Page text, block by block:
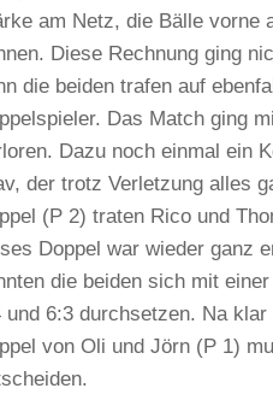
am Netz, die Bälle vorne
Diese Rechnung ging
die beiden trafen auf
Das Match ging
Dazu noch einmal ein
der trotz Verletzung alles
(P 2) traten Rico und
Doppel war wieder ganz
die beiden sich mit
und 6:3 durchsetzen. Na klar
von Oli und Jörn (P 1)